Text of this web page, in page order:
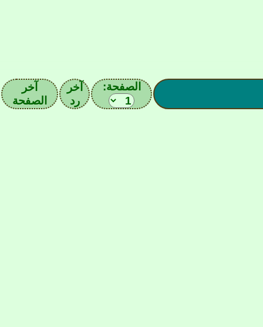
الصفحة:
آخر
رد
آخر
الصفحة